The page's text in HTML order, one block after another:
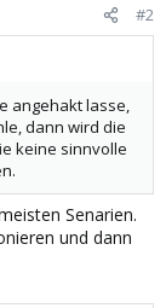
#2
angehakt lasse,
dann wird die
keine sinnvolle
Senarien.
und dann